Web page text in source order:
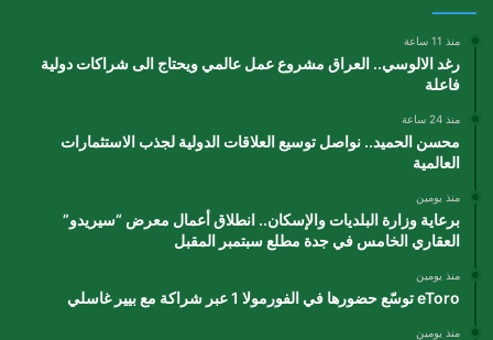
منذ 11 ساعة
رغد الالوسي.. العراق مشروع عمل عالمي ويحتاج الى شراكات دولية
فاعلة
منذ 24 ساعة
محسن الحميد.. نواصل توسيع العلاقات الدولية لجذب الاستثمارات
العالمية
منذ يومين
برعاية وزارة البلديات والإسكان.. انطلاق أعمال معرض “سيريدو”
العقاري الخامس في جدة مطلع سبتمبر المقبل
منذ يومين
eToro توسّع حضورها في الفورمولا 1 عبر شراكة مع بيير غاسلي
منذ يومين